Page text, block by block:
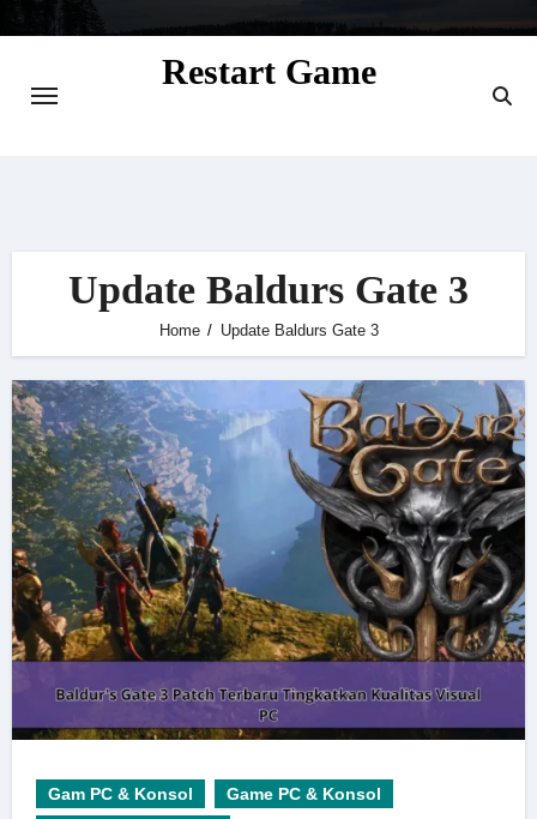
Restart Game
Update Baldurs Gate 3
Home Update Baldurs Gate 3
Gam PC & Konsol
Game PC & Konsol